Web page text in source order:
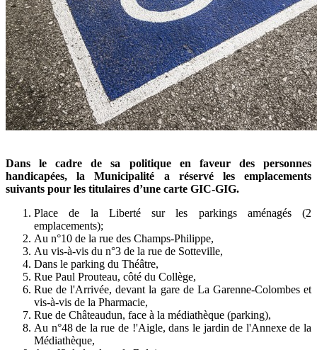
Dans le cadre de sa politique en faveur des personnes
handicapées, la Municipalité a réservé les emplacements
suivants pour les titulaires d’une carte GIC-GIG.
Place de la Liberté sur les parkings aménagés (2
emplacements);
Au n°10 de la rue des Champs-Philippe,
Au vis-à-vis du n°3 de la rue de Sotteville,
Dans le parking du Théâtre,
Rue Paul Prouteau, côté du Collège,
Rue de l'Arrivée, devant la gare de La Garenne-Colombes et
vis-à-vis de la Pharmacie,
Rue de Châteaudun, face à la médiathèque (parking),
Au n°48 de la rue de !'Aigle, dans le jardin de l'Annexe de la
Médiathèque,